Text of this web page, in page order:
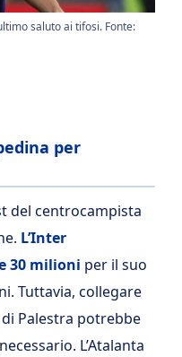
saluto ai tifosi. Fonte:
per
del centrocampista
L’Inter
30 milioni per il suo
Tuttavia, collegare
Palestra potrebbe
L’Atalanta